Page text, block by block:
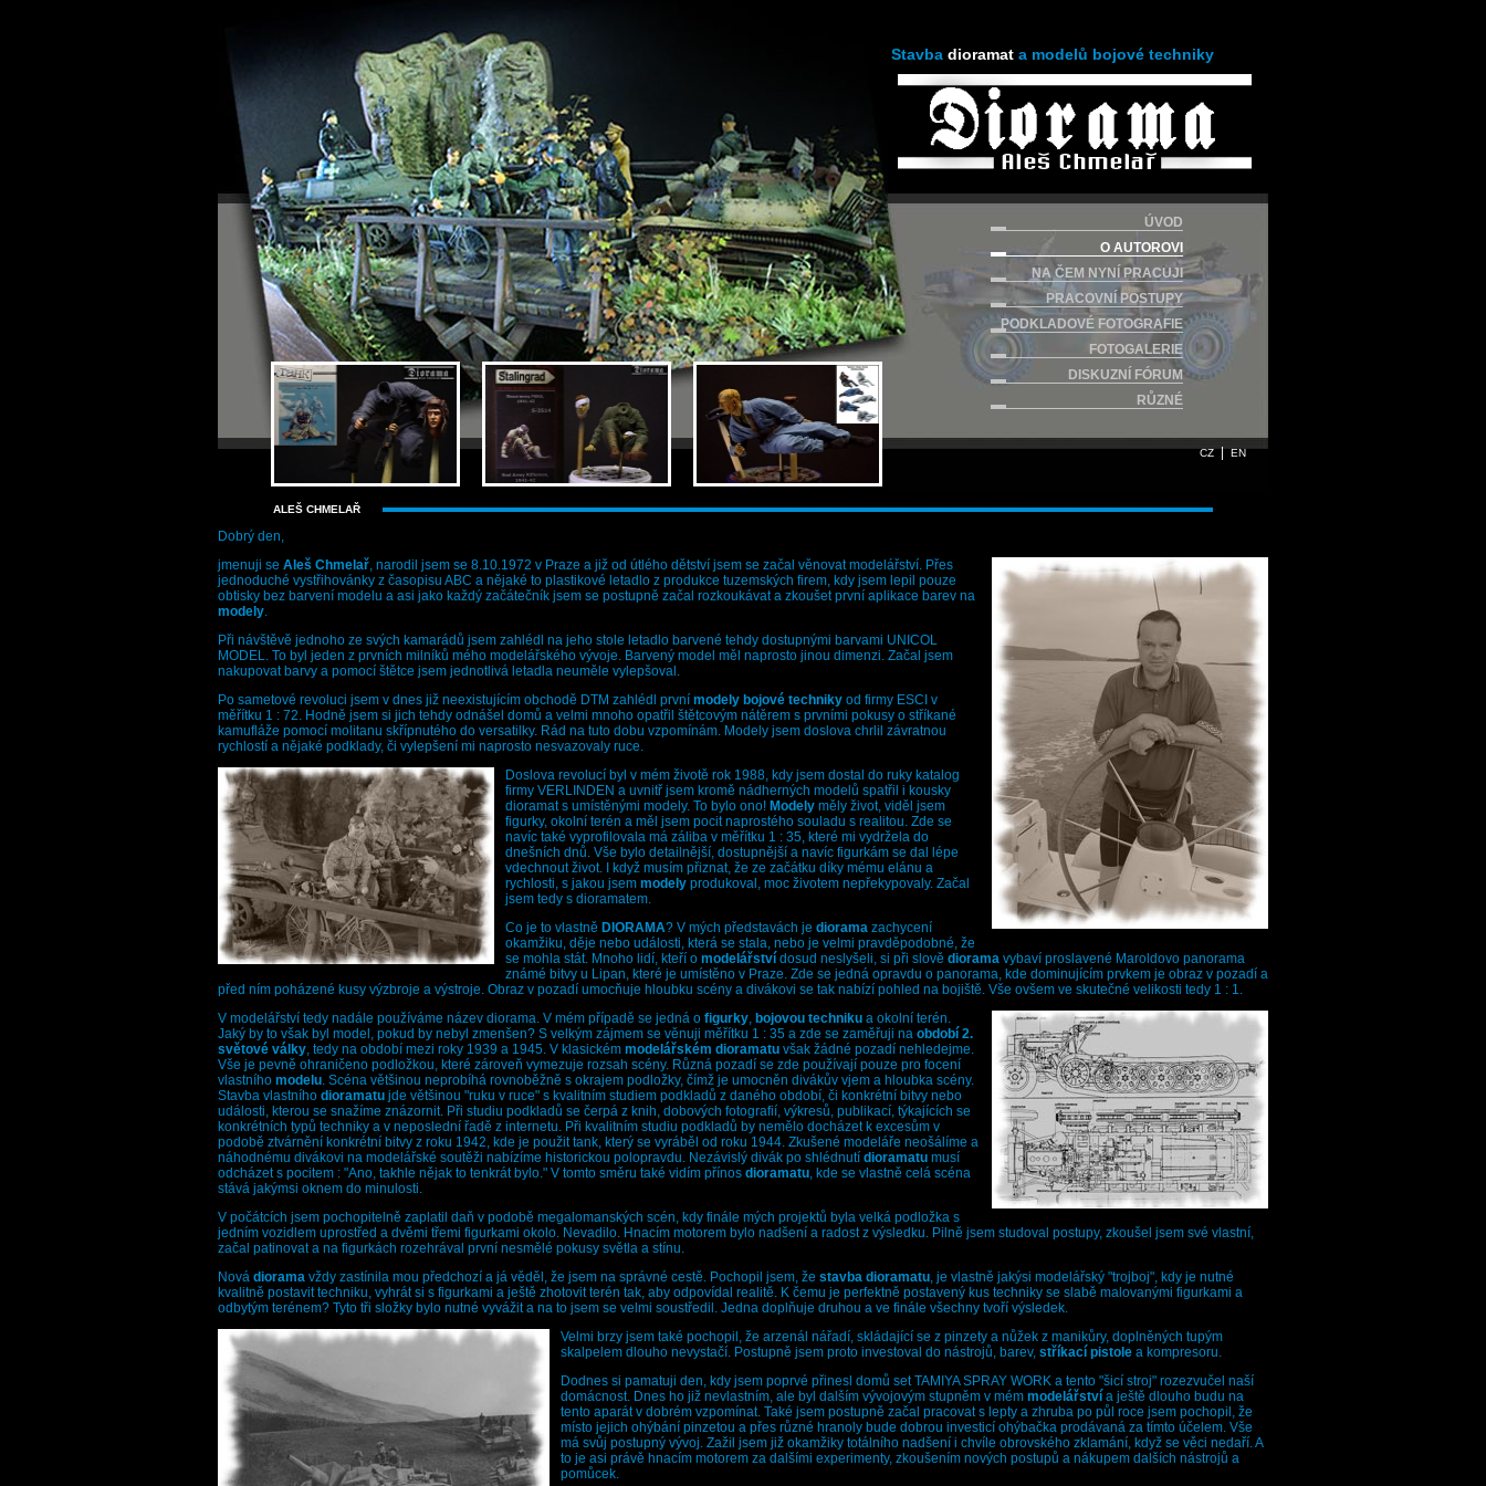
Stavba dioramat a modelů bojové techniky
ÚVOD
O AUTOROVI
NA ČEM NYNÍ PRACUJI
PRACOVNÍ POSTUPY
PODKLADOVÉ FOTOGRAFIE
FOTOGALERIE
DISKUZNÍ FÓRUM
RŮZNÉ
CZ|EN
ALEŠ CHMELAŘ
Dobrý den,
jmenuji se Aleš Chmelař, narodil jsem se 8.10.1972 v Praze a již od útlého dětství jsem se začal věnovat modelářství. Přes
jednoduché vystřihovánky z časopisu ABC a nějaké to plastikové letadlo z produkce tuzemských firem, kdy jsem lepil pouze
obtisky bez barvení modelu a asi jako každý začátečník jsem se postupně začal rozkoukávat a zkoušet první aplikace barev na
modely.
Při návštěvě jednoho ze svých kamarádů jsem zahlédl na jeho stole letadlo barvené tehdy dostupnými barvami UNICOL
MODEL. To byl jeden z prvních milníků mého modelářského vývoje. Barvený model měl naprosto jinou dimenzi. Začal jsem
nakupovat barvy a pomocí štětce jsem jednotlivá letadla neuměle vylepšoval.
Po sametové revoluci jsem v dnes již neexistujícím obchodě DTM zahlédl první modely bojové techniky od firmy ESCI v
měřítku 1 : 72. Hodně jsem si jich tehdy odnášel domů a velmi mnoho opatřil štětcovým nátěrem s prvními pokusy o stříkané
kamufláže pomocí molitanu skřípnutého do versatilky. Rád na tuto dobu vzpomínám. Modely jsem doslova chrlil závratnou
rychlostí a nějaké podklady, či vylepšení mi naprosto nesvazovaly ruce.
Doslova revolucí byl v mém životě rok 1988, kdy jsem dostal do ruky katalog
firmy VERLINDEN a uvnitř jsem kromě nádherných modelů spatřil i kousky
dioramat s umístěnými modely. To bylo ono! Modely měly život, viděl jsem
figurky, okolní terén a měl jsem pocit naprostého souladu s realitou. Zde se
navíc také vyprofilovala má záliba v měřítku 1 : 35, které mi vydržela do
dnešních dnů. Vše bylo detailnější, dostupnější a navíc figurkám se dal lépe
vdechnout život. I když musím přiznat, že ze začátku díky mému elánu a
rychlosti, s jakou jsem modely produkoval, moc životem nepřekypovaly. Začal
jsem tedy s dioramatem.
Co je to vlastně DIORAMA? V mých představách je diorama zachycení
okamžiku, děje nebo události, která se stala, nebo je velmi pravděpodobné, že
se mohla stát. Mnoho lidí, kteří o modelářství dosud neslyšeli, si při slově diorama vybaví proslavené Maroldovo panorama
známé bitvy u Lipan, které je umístěno v Praze. Zde se jedná opravdu o panorama, kde dominujícím prvkem je obraz v pozadí a
před ním poházené kusy výzbroje a výstroje. Obraz v pozadí umocňuje hloubku scény a divákovi se tak nabízí pohled na bojiště. Vše ovšem ve skutečné velikosti tedy 1 : 1.
V modelářství tedy nadále používáme název diorama. V mém případě se jedná o figurky, bojovou techniku a okolní terén.
Jaký by to však byl model, pokud by nebyl zmenšen? S velkým zájmem se věnuji měřítku 1 : 35 a zde se zaměřuji na období 2.
světové války, tedy na období mezi roky 1939 a 1945. V klasickém modelářském dioramatu však žádné pozadí nehledejme.
Vše je pevně ohraničeno podložkou, které zároveň vymezuje rozsah scény. Různá pozadí se zde používají pouze pro focení
vlastního modelu. Scéna většinou neprobíhá rovnoběžně s okrajem podložky, čímž je umocněn divákův vjem a hloubka scény.
Stavba vlastního dioramatu jde většinou "ruku v ruce" s kvalitním studiem podkladů z daného období, či konkrétní bitvy nebo
události, kterou se snažíme znázornit. Při studiu podkladů se čerpá z knih, dobových fotografií, výkresů, publikací, týkajících se
konkrétních typů techniky a v neposlední řadě z internetu. Při kvalitním studiu podkladů by nemělo docházet k excesům v
podobě ztvárnění konkrétní bitvy z roku 1942, kde je použit tank, který se vyráběl od roku 1944. Zkušené modeláře neošálíme a
náhodnému divákovi na modelářské soutěži nabízíme historickou polopravdu. Nezávislý divák po shlédnutí dioramatu musí
odcházet s pocitem : "Ano, takhle nějak to tenkrát bylo." V tomto směru také vidím přínos dioramatu, kde se vlastně celá scéna
stává jakýmsi oknem do minulosti.
V počátcích jsem pochopitelně zaplatil daň v podobě megalomanských scén, kdy finále mých projektů byla velká podložka s
jedním vozidlem uprostřed a dvěmi třemi figurkami okolo. Nevadilo. Hnacím motorem bylo nadšení a radost z výsledku. Pilně jsem studoval postupy, zkoušel jsem své vlastní,
začal patinovat a na figurkách rozehrával první nesmělé pokusy světla a stínu.
Nová diorama vždy zastínila mou předchozí a já věděl, že jsem na správné cestě. Pochopil jsem, že stavba dioramatu, je vlastně jakýsi modelářský "trojboj", kdy je nutné
kvalitně postavit techniku, vyhrát si s figurkami a ještě zhotovit terén tak, aby odpovídal realitě. K čemu je perfektně postavený kus techniky se slabě malovanými figurkami a
odbytým terénem? Tyto tři složky bylo nutné vyvážit a na to jsem se velmi soustředil. Jedna doplňuje druhou a ve finále všechny tvoří výsledek.
Velmi brzy jsem také pochopil, že arzenál nářadí, skládající se z pinzety a nůžek z manikůry, doplněných tupým
skalpelem dlouho nevystačí. Postupně jsem proto investoval do nástrojů, barev, stříkací pistole a kompresoru.
Dodnes si pamatuji den, kdy jsem poprvé přinesl domů set TAMIYA SPRAY WORK a tento "šicí stroj" rozezvučel naší
domácnost. Dnes ho již nevlastním, ale byl dalším vývojovým stupněm v mém modelářství a ještě dlouho budu na
tento aparát v dobrém vzpomínat. Také jsem postupně začal pracovat s lepty a zhruba po půl roce jsem pochopil, že
místo jejich ohýbání pinzetou a přes různé hranoly bude dobrou investicí ohýbačka prodávaná za tímto účelem. Vše
má svůj postupný vývoj. Zažil jsem již okamžiky totálního nadšení i chvíle obrovského zklamání, když se věci nedaří. A
to je asi právě hnacím motorem za dalšími experimenty, zkoušením nových postupů a nákupem dalších nástrojů a
pomůcek.